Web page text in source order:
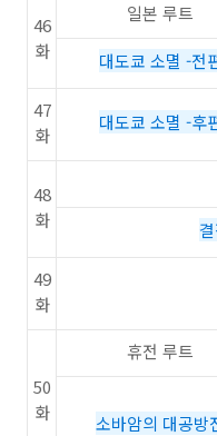
46
화
일본 루트
대도쿄 소멸 -전
47
화
대도쿄 소멸 -후
48
화
49
화
50
화
휴전 루트
소바암의 대공방